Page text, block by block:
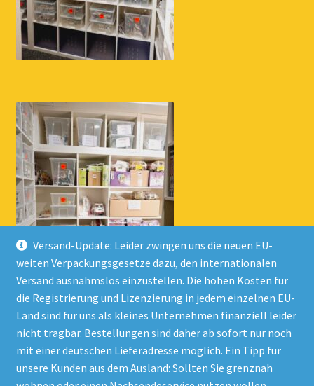
Versand-Update: Leider zwingen uns die neuen EU-
weiten Verpackungsgesetze dazu, den internationalen
Versand ausnahmslos einzustellen. Die hohen Kosten für
die Registrierung und Lizenzierung in jedem einzelnen EU-
Land sind für uns als kleines Unternehmen finanziell leider
nicht tragbar. Bestellungen sind daher ab sofort nur noch
mit einer deutschen Lieferadresse möglich. Ein Tipp für
unsere Kunden aus dem Ausland: Sollten Sie grenznah